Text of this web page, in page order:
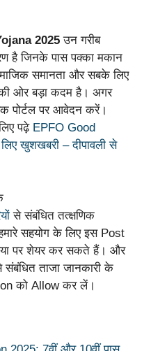
2025 उन गरीब
है जिनके पास पक्का मकान
समानता और सबके लिए
ओर बड़ा कदम है। अगर
पोर्टल पर आवेदन करें।
पढ़े EPFO Good
खुशखबरी – दीपावली से
से संबंधित तत्क्षणिक
सहयोग के लिए इस Post
पर शेयर कर सकते हैं। और
ताजा जानकारी के
को Allow कर लें।